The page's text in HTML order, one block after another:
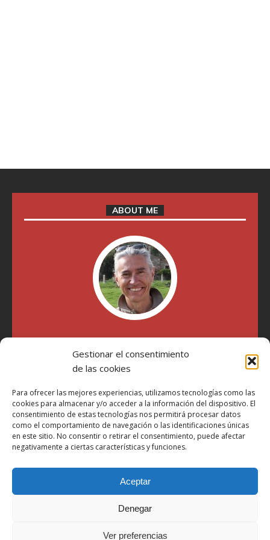
Gestionar el consentimiento
de las cookies
Para ofrecer las mejores experiencias, utilizamos tecnologías como las
cookies para almacenar y/o acceder a la información del dispositivo. El
consentimiento de estas tecnologías nos permitirá procesar datos
como el comportamiento de navegación o las identificaciones únicas
en este sitio. No consentir o retirar el consentimiento, puede afectar
negativamente a ciertas características y funciones.
Aceptar
Denegar
Ver preferencias
ABOUT ME
"Soy Manel Hospido, nací en Valencia en 1969 y desde el
año 2007 he escrito sobre motos en distintos medios.
Millatrece.com es una apuesta por escribir sobre lo que me
participa"
Aviso Legal
Política de Privacidad
Más Información sobre Cookies